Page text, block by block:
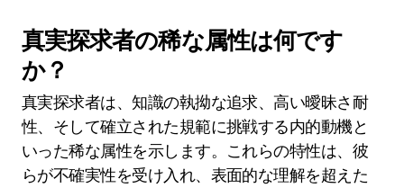
真実探求者の稀な属性は何です
か？
真実探求者は、知識の執拗な追求、高い曖昧さ耐
性、そして確立された規範に挑戦する内的動機と
いった稀な属性を示します。これらの特性は、彼
らが不確実性を受け入れ、表面的な理解を超えた